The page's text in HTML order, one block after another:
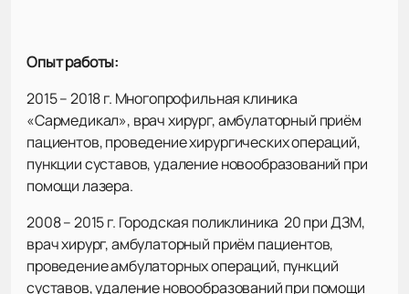
Опыт работы:
2015 – 2018 г. Многопрофильная клиника
«Сармедикал», врач хирург, амбулаторный приём
пациентов, проведение хирургических операций,
пункции суставов, удаление новообразований при
помощи лазера.
2008 – 2015 г. Городская поликлиника 20 при ДЗМ,
врач хирург, амбулаторный приём пациентов,
проведение амбулаторных операций, пункций
суставов, удаление новообразований при помощи